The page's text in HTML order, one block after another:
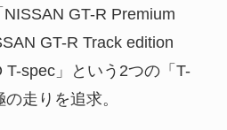
GT-R Premium
GT-R Track edition
spec」という2つの「T-
走りを追求。